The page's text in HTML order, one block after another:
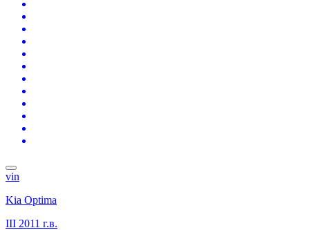
vin
Kia Optima
III 2011 г.в.